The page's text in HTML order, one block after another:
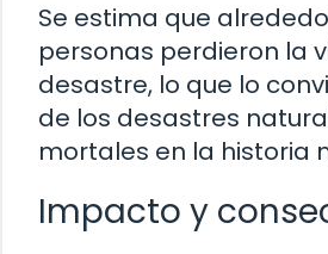
Se estima que
personas perdieron la
desastre, lo que lo
de los desastres
mortales en la historia
Impacto y